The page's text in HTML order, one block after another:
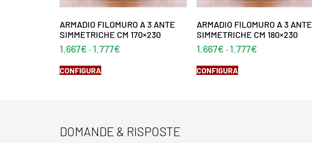
ARMADIO FILOMURO A 3 ANTE
SIMMETRICHE CM 170×230
1.667€ - 1.777€
CONFIGURA
ARMADIO FILOMURO A 3 ANTE
SIMMETRICHE CM 180×230
1.667€ - 1.777€
CONFIGURA
DOMANDE & RISPOSTE